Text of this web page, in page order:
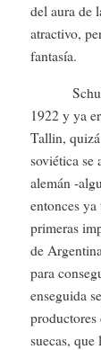
del aura de
atractivo,
fantasía.
1922 y ya
Tallin,
soviética se
alemán -
entonces
primeras
de
para
enseguida
productores
suecas,